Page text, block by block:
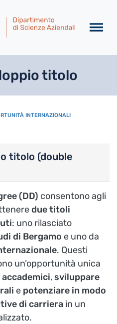
titolo
INTERNAZIONALI
titolo (double
(DD) consentono agli
due titoli
: uno rilasciato
di Bergamo e uno da
. Questi
un’opportunità unica
,sviluppare
e potenziare in modo
di carriera in un